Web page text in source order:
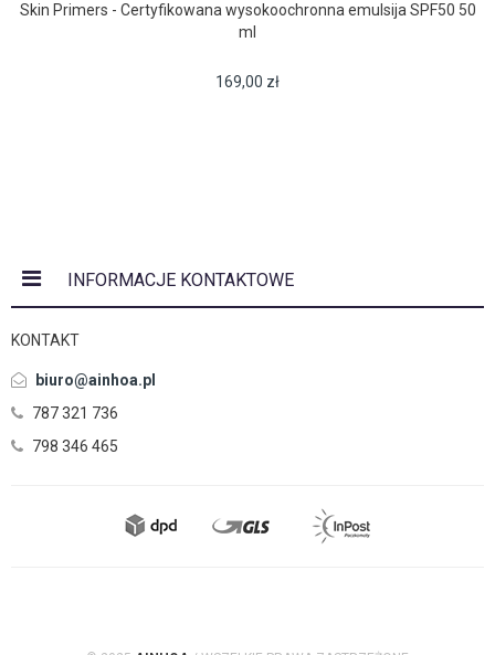
Skin Primers - Certyfikowana wysokoochronna emulsija SPF50 50
ml
169,00 zł
INFORMACJE KONTAKTOWE
KONTAKT
biuro@ainhoa.pl
787 321 736
798 346 465